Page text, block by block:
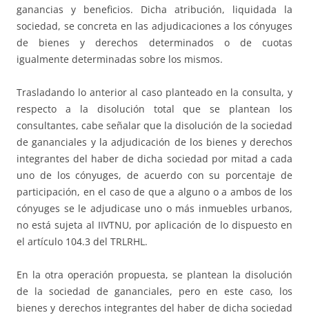
ganancias y beneficios. Dicha atribución, liquidada la
sociedad, se concreta en las adjudicaciones a los cónyuges
de bienes y derechos determinados o de cuotas
igualmente determinadas sobre los mismos.
Trasladando lo anterior al caso planteado en la consulta, y
respecto a la disolución total que se plantean los
consultantes, cabe señalar que la disolución de la sociedad
de gananciales y la adjudicación de los bienes y derechos
integrantes del haber de dicha sociedad por mitad a cada
uno de los cónyuges, de acuerdo con su porcentaje de
participación, en el caso de que a alguno o a ambos de los
cónyuges se le adjudicase uno o más inmuebles urbanos,
no está sujeta al IIVTNU, por aplicación de lo dispuesto en
el artículo 104.3 del TRLRHL.
En la otra operación propuesta, se plantean la disolución
de la sociedad de gananciales, pero en este caso, los
bienes y derechos integrantes del haber de dicha sociedad